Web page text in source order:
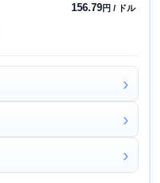
156.79円 / ドル